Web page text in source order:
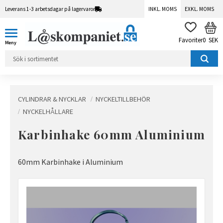
Leverans 1-3 arbetsdagar på lagervaror INKL. MOMS EXKL. MOMS
FAVORITER
0 SEK
CYLINDRAR & NYCKLAR
NYCKELTILLBEHÖR
NYCKELHÅLLARE
Karbinhake 60mm Aluminium
60mm Karbinhake i Aluminium